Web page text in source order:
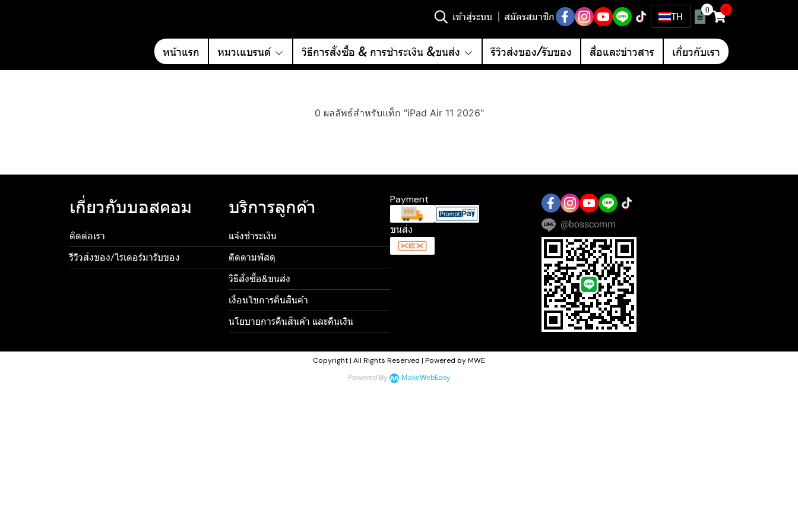
เข้าสู่ระบบ สมัครสมาชิก TH
0 0
หน้าแรก หมวเแบรนด์ วิธีการสั่งซื้อ & การชำระเงิน &ขนส่ง รีวิวส่งของ/รับของ สื่อและข่าวสาร เกี่ยวกับเรา
0 ผลลัพธ์สำหรับแท็ก "iPad Air 11 2026"
เกี่ยวกับบอสคอม
ติดต่อเรา
รีวิวส่งของ/ไรเดอร์มารับของ
บริการลูกค้า
แจ้งชำระเงิน
ติดตามพัสดุ
วิธีสั่งซื้อ&ขนส่ง
เงื่อนไขการคืนสินค้า
นโยบายการคืนสินค้า และคืนเงิน
Payment
ขนส่ง @bosscomm
Copyright | All Rights Reserved | Powered by MWE
Powered By MakeWebEasy